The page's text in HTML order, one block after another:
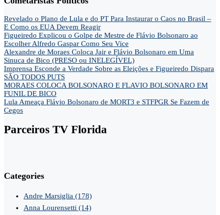
Revelado o Plano de Lula e do PT Para Instaurar o Caos no Brasil –
E Como os EUA Devem Reagir
Figueiredo Explicou o Golpe de Mestre de Flávio Bolsonaro ao
Escolher Alfredo Gaspar Como Seu Vice
Alexandre de Moraes Coloca Jair e Flávio Bolsonaro em Uma
Sinuca de Bico (PRESO ou INELEGÍVEL)
Imprensa Esconde a Verdade Sobre as Eleições e Figueiredo Dispara
SÃO TODOS PUTS
MORAES COLOCA BOLSONARO E FLAVIO BOLSONARO EM
FUNIL DE BICO
Lula Ameaça Flávio Bolsonaro de MORT3 e STFPGR Se Fazem de
Cegos
Parceiros TV Florida
Categories
Andre Marsiglia (178)
Anna Lourensetti (14)